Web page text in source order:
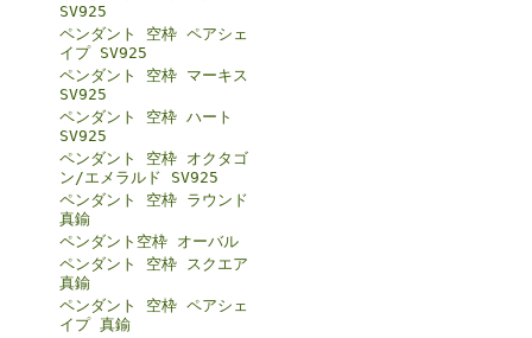
SV925
ペンダント 空枠 ペアシェ
イプ SV925
ペンダント 空枠 マーキス
SV925
ペンダント 空枠 ハート
SV925
ペンダント 空枠 オクタゴ
ン/エメラルド SV925
ペンダント 空枠 ラウンド
真鍮
ペンダント空枠 オーバル
ペンダント 空枠 スクエア
真鍮
ペンダント 空枠 ペアシェ
イプ 真鍮